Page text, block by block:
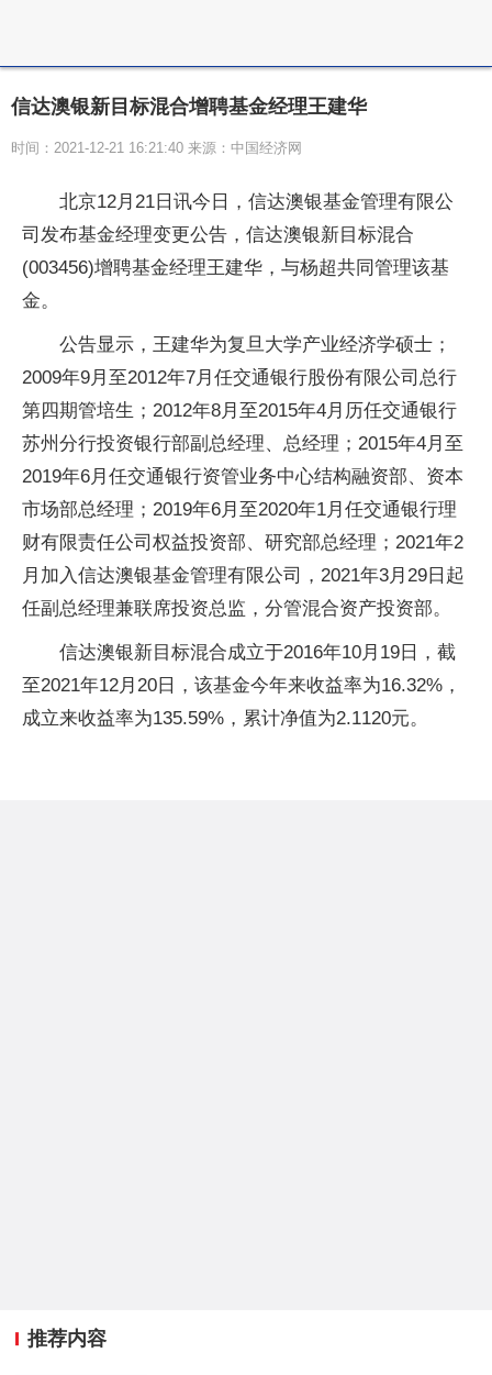
信达澳银新目标混合增聘基金经理王建华
时间：2021-12-21 16:21:40 来源：中国经济网
北京12月21日讯今日，信达澳银基金管理有限公
司发布基金经理变更公告，信达澳银新目标混合
(003456)增聘基金经理王建华，与杨超共同管理该基
金。
公告显示，王建华为复旦大学产业经济学硕士；
2009年9月至2012年7月任交通银行股份有限公司总行
第四期管培生；2012年8月至2015年4月历任交通银行
苏州分行投资银行部副总经理、总经理；2015年4月至
2019年6月任交通银行资管业务中心结构融资部、资本
市场部总经理；2019年6月至2020年1月任交通银行理
财有限责任公司权益投资部、研究部总经理；2021年2
月加入信达澳银基金管理有限公司，2021年3月29日起
任副总经理兼联席投资总监，分管混合资产投资部。
信达澳银新目标混合成立于2016年10月19日，截
至2021年12月20日，该基金今年来收益率为16.32%，
成立来收益率为135.59%，累计净值为2.1120元。
推荐内容